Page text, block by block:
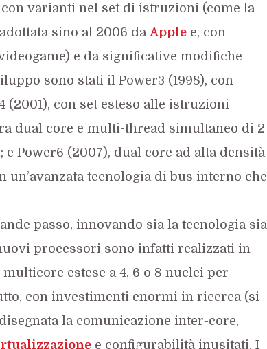
varianti nel set di istruzioni (come la
sino al 2006 da Applee, con
e da significative modifiche
sono stati il Power3 (1998), con
con set esteso alle istruzioni
dual core e multi-thread simultaneo di 2
Power6 (2007), dual core ad alta densità
un’avanzata tecnologia di bus interno che
passo, innovando sia la tecnologia sia
processori sono infatti realizzati in
estese a 4, 6 o 8 nuclei per
con investimenti enormi in ricerca (si
la comunicazione inter-core,
e configurabilità inusitati. I